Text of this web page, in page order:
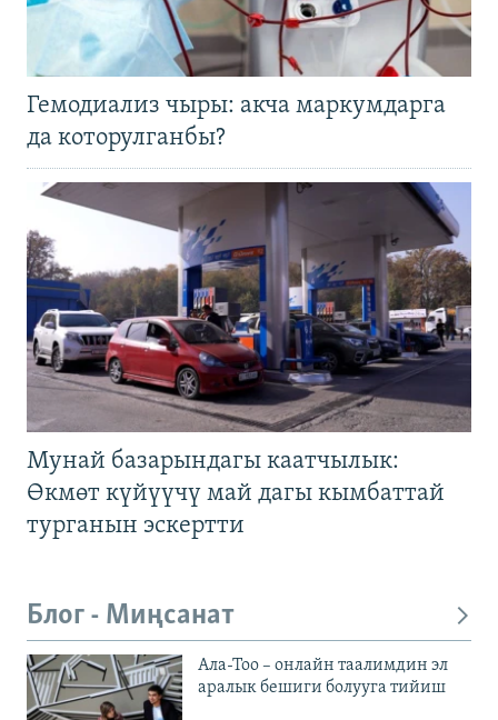
Гемодиализ чыры: акча маркумдарга
да которулганбы?
Мунай базарындагы каатчылык:
Өкмөт күйүүчү май дагы кымбаттай
турганын эскертти
Блог - Миңсанат
Ала-Тоо – онлайн таалимдин эл
аралык бешиги болууга тийиш